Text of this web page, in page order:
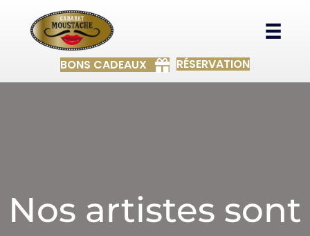
BONS CADEAUX RÉSERVATION
Nos artistes sont